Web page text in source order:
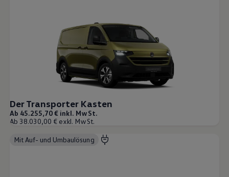
Der Transporter Kasten
Ab 45.255,70 € inkl. MwSt.
Ab 38.030,00 € exkl. MwSt.
Mit Auf- und Umbaulösung